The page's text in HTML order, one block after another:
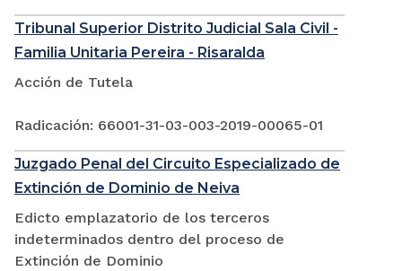
Tribunal Superior Distrito Judicial Sala Civil -
Familia Unitaria Pereira - Risaralda
Acción de Tutela
Radicación: 66001-31-03-003-2019-00065-01
Juzgado Penal del Circuito Especializado de
Extinción de Dominio de Neiva
Edicto emplazatorio de los terceros
indeterminados dentro del proceso de
Extinción de Dominio